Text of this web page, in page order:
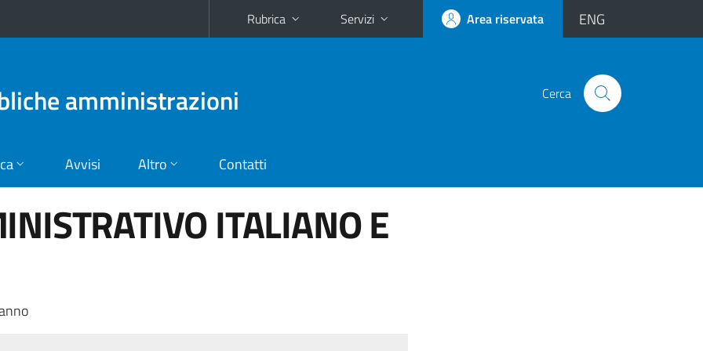
Rubrica Servizi Area riservata ENG
amministrazioni Cerca
Avvisi Altro Contatti
ITALIANO E